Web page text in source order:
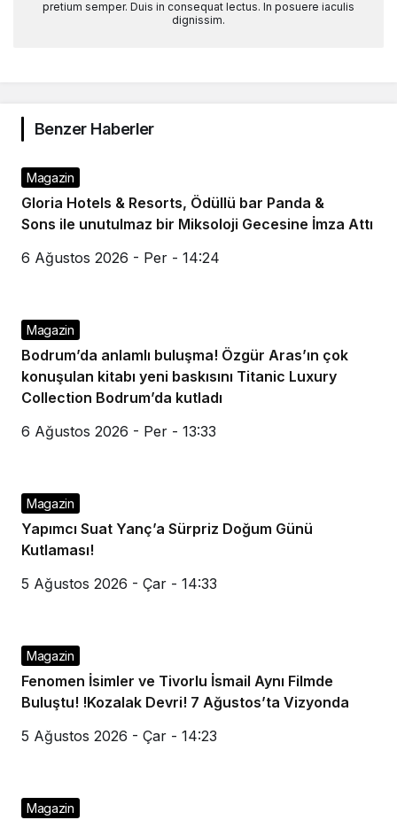
pretium semper. Duis in consequat lectus. In posuere iaculis
dignissim.
Benzer Haberler
Magazin
Gloria Hotels & Resorts, Ödüllü bar Panda &
Sons ile unutulmaz bir Miksoloji Gecesine İmza Attı
6 Ağustos 2026 - Per - 14:24
Magazin
Bodrum’da anlamlı buluşma! Özgür Aras’ın çok
konuşulan kitabı yeni baskısını Titanic Luxury
Collection Bodrum’da kutladı
6 Ağustos 2026 - Per - 13:33
Magazin
Yapımcı Suat Yanç’a Sürpriz Doğum Günü
Kutlaması!
5 Ağustos 2026 - Çar - 14:33
Magazin
Fenomen İsimler ve Tivorlu İsmail Aynı Filmde
Buluştu! !Kozalak Devri! 7 Ağustos’ta Vizyonda
5 Ağustos 2026 - Çar - 14:23
Magazin